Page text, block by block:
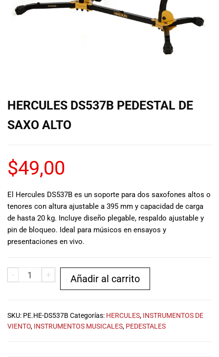
marcas del
También
para satisfacer
todas las
necesidades
musicales.
aquí para
ayudarte a
encontrar el
equipo de
audio
HERCULES DS537B PEDESTAL DE
SAXO ALTO
$49,00
El Hercules DS537B es un soporte para dos saxofones altos o
tenores con altura ajustable a 395 mm y capacidad de carga
de hasta 20 kg. Incluye diseño plegable, respaldo ajustable y
pin de bloqueo. Ideal para músicos en ensayos y
presentaciones en vivo.
- + Añadir al carrito
SKU: PE.HE-DS537B Categorías: HERCULES, INSTRUMENTOS DE
VIENTO, INSTRUMENTOS MUSICALES, PEDESTALES